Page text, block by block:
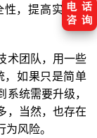
，提高实际效
术团队，用一些
，如果只是简单
统需要升级，
，当然，也存在
风险。